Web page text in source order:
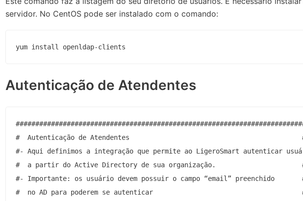
servidor. No CentOS pode ser instalado com o comando:
yum install openldap-clients
Autenticação de Atendentes
#  Autenticação de Atendentes
#- Aqui definimos a integração que permite ao LigeroSmart autenticar
#  a partir do Active Directory de sua organização.
#- Importante: os usuário devem possuir o campo “email” preenchido
#  no AD para poderem se autenticar